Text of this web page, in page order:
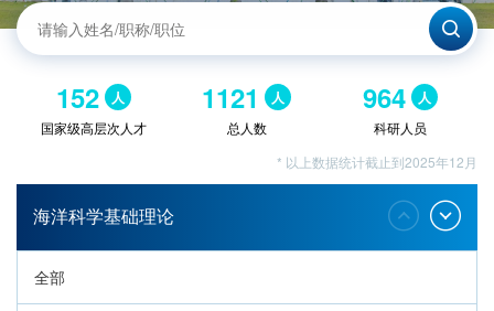
152 人
国家级高层次人才
1121 人
总人数
964 人
科研人员
* 以上数据统计截止到2025年12月
海洋科学基础理论
全部